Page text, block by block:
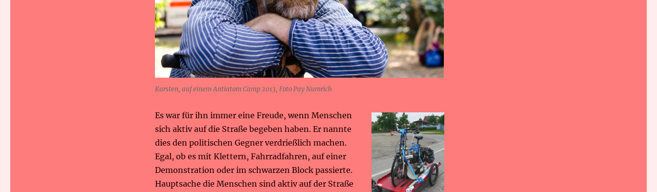
Karsten, auf einem Antiatom Camp 2013, Foto Pay Numrich
Es war für ihn immer eine Freude, wenn Menschen
sich aktiv auf die Straße begeben haben. Er nannte
dies den politischen Gegner verdrießlich machen.
Egal, ob es mit Klettern, Fahrradfahren, auf einer
Demonstration oder im schwarzen Block passierte.
Hauptsache die Menschen sind aktiv auf der Straße